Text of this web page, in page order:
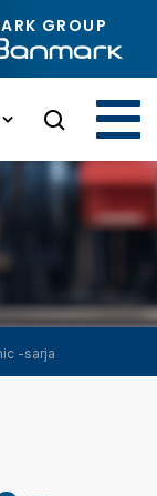
GROUP
-sarja